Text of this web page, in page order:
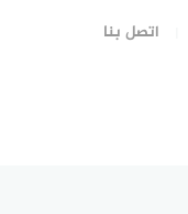
اتصل بنا